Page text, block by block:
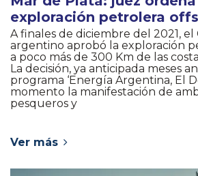
exploración petrolera
A finales de diciembre del 2021, el
argentino aprobó la exploración
a poco más de 300 Km de las
La decisión, ya anticipada meses
programa ‘Energía Argentina, El
momento la manifestación de
pesqueros y
Ver más